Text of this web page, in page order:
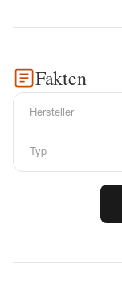
Fakten
Hersteller
Typ